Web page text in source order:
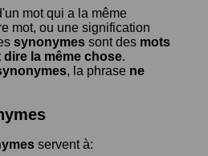
mot qui a la même
mot, ou une signification
synonymes sont des mots
dire la même chose.
, la phrase ne
servent à: